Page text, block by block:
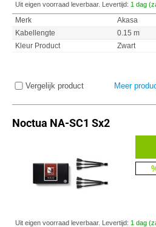
Uit eigen voorraad leverbaar. Levertijd: 1 dag
Merk
Akasa
Kabellengte
0.15 m
Kleur Product
Zwart
Vergelijk product Meer
Noctua NA-SC1 Sx2
Uit eigen voorraad leverbaar. Levertijd: 1 dag